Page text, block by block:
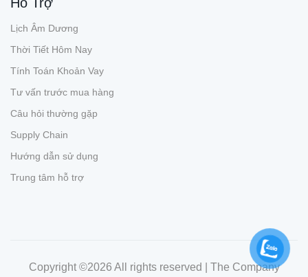
Lịch Âm Dương
Thời Tiết Hôm Nay
Tính Toán Khoản Vay
Tư vấn trước mua hàng
Câu hỏi thường gặp
Supply Chain
Hướng dẫn sử dụng
Trung tâm hỗ trợ
Copyright ©2026 All rights reserved | The Company